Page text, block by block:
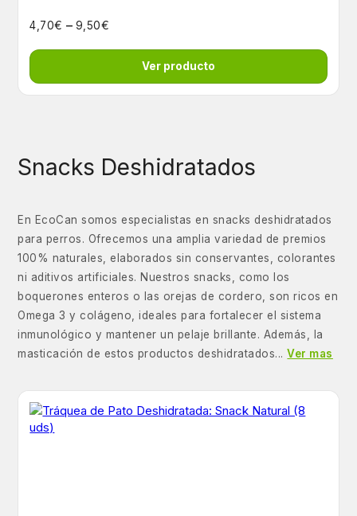
4,70€ – 9,50€
Ver producto
Snacks Deshidratados
En EcoCan somos especialistas en snacks deshidratados
para perros. Ofrecemos una amplia variedad de premios
100% naturales, elaborados sin conservantes, colorantes
ni aditivos artificiales. Nuestros snacks, como los
boquerones enteros o las orejas de cordero, son ricos en
Omega 3 y colágeno, ideales para fortalecer el sistema
inmunológico y mantener un pelaje brillante. Además, la
masticación de estos productos deshidratados...Ver mas